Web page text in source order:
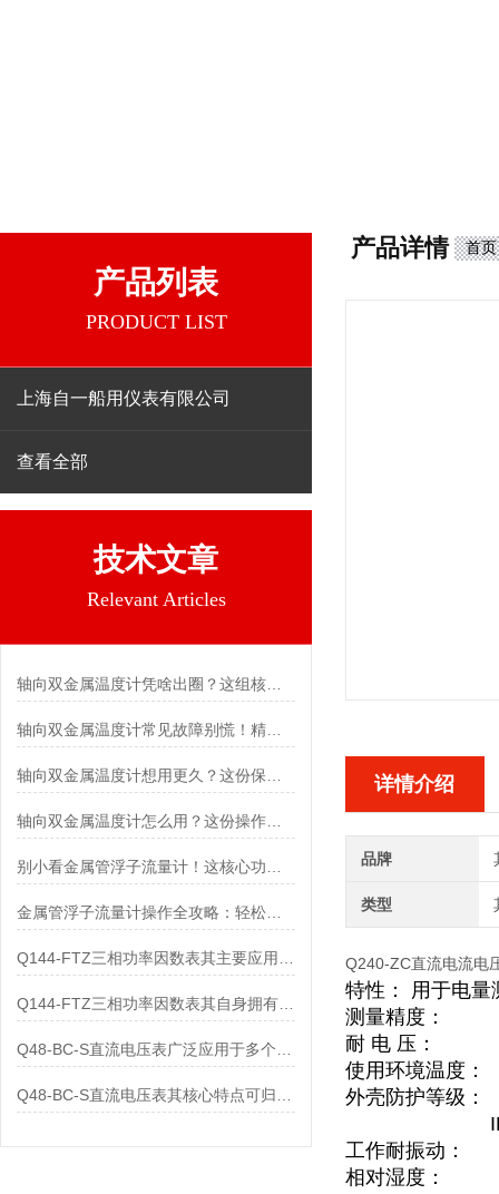
产品列表
PRODUCT LIST
上海自一船用仪表有限公司
查看全部
技术文章
Relevant Articles
轴向双金属温度计凭啥出圈？这组核心特点给出了答案
轴向双金属温度计常见故障别慌！精准定位，轻松搞定难题
轴向双金属温度计怎么用？这份操作指南，新手也能快速拿捏！
金属管浮子流量计操作全攻略：轻松拿捏，精准掌控每一步！
Q144-FTZ三相功率因数表其自身拥有怎样的功能呢？
产品详情 首页
详情介绍
品牌
类型
Q240-ZC直流电流电
特性： 用于电量
测量精度：
耐 电 压：
使用环境温度
外壳防
IP56：适用
工作耐振动：
相对湿度：